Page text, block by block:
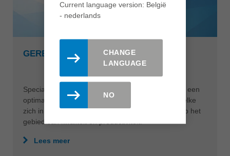
GEREEDSCHAPPEN VOOR PMMA
Speciaal voor de bewerking van PMMA biedt Leitz een
optimaal afgestemd gereedschapsprogramma, welke
zich in zijn veelzijdigheid bijzonder onderscheidt op het
gebied van kwaliteit en productiviteit.
Lees meer
Current language version: België
- nederlands
CHANGE
LANGUAGE
NO